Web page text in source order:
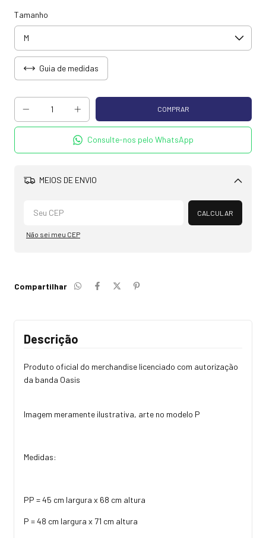
Tamanho
Guia de medidas
Consulte-nos pelo WhatsApp
MEIOS DE ENVIO
Alterar CEP
CALCULAR
Não sei meu CEP
Compartilhar
Descrição
Produto oficial do merchandise licenciado com autorização
da banda Oasis
Imagem meramente ilustrativa, arte no modelo P
Medidas:
PP = 45 cm largura x 68 cm altura
P = 48 cm largura x 71 cm altura